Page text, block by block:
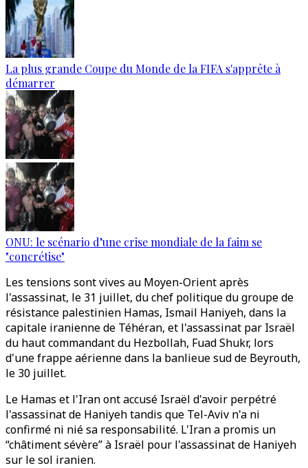
La plus grande Coupe du Monde de la FIFA s'apprête à
démarrer
ONU: le scénario d’une crise mondiale de la faim se
"concrétise"
Les tensions sont vives au Moyen-Orient après
l'assassinat, le 31 juillet, du chef politique du groupe de
résistance palestinien Hamas, Ismail Haniyeh, dans la
capitale iranienne de Téhéran, et l'assassinat par Israël
du haut commandant du Hezbollah, Fuad Shukr, lors
d'une frappe aérienne dans la banlieue sud de Beyrouth,
le 30 juillet.
Le Hamas et l'Iran ont accusé Israël d'avoir perpétré
l'assassinat de Haniyeh tandis que Tel-Aviv n'a ni
confirmé ni nié sa responsabilité. L'Iran a promis un
“châtiment sévère” à Israël pour l'assassinat de Haniyeh
sur le sol iranien.